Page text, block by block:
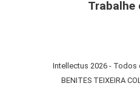
Trabalhe
Intellectus 2026 - Todos
BENITES TEIXEIRA